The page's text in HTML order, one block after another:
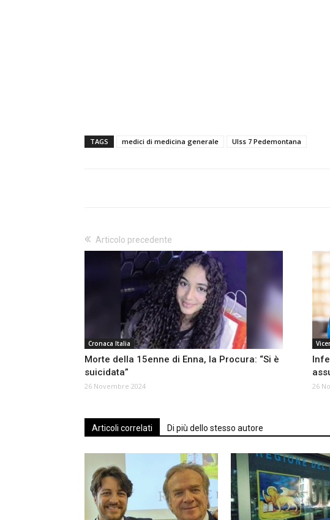
TAGS medici di medicina generale Ulss 7 Pedemontana
Articolo precedente
Cronaca Italia
Morte della 15enne di Enna, la Procura: “Si è
suicidata”
26 Novembre 2024 26
Articoli correlati Di più dello stesso autore